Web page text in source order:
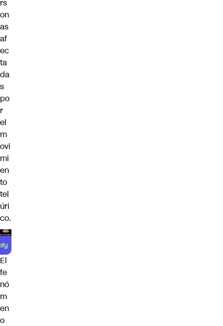
rs
on
as
af
ec
ta
da
s
po
r
el
m
ovi
mi
en
to
tel
úri
co.
El
fe
nó
m
en
o